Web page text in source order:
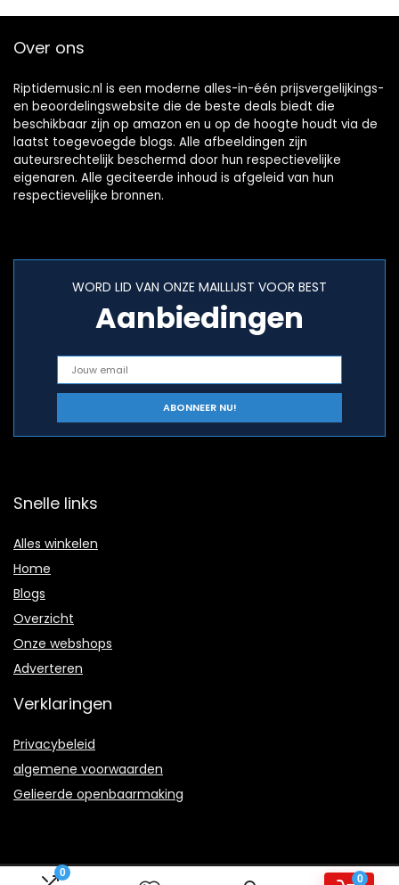
0
0
Dongle HDMI
Adapter
Over ons
Riptidemusic.nl is een moderne alles-in-één prijsvergelijkings-
en beoordelingswebsite die de beste deals biedt die
beschikbaar zijn op amazon en u op de hoogte houdt via de
laatst toegevoegde blogs. Alle afbeeldingen zijn
auteursrechtelijk beschermd door hun respectievelijke
eigenaren. Alle geciteerde inhoud is afgeleid van hun
respectievelijke bronnen.
WORD LID VAN ONZE MAILLIJST VOOR BEST
Aanbiedingen
Snelle links
Alles winkelen
Home
Blogs
Overzicht
Onze webshops
Adverteren
Verklaringen
Privacybeleid
algemene voorwaarden
Gelieerde openbaarmaking